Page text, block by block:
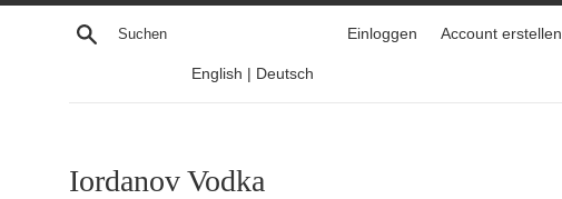
Direkt
Suchen Einloggen Account erstellen
English | Deutsch
Iordanov Vodka